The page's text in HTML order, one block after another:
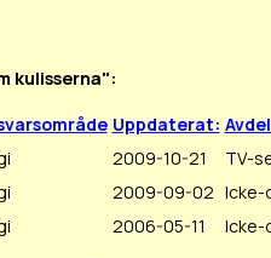
kulisserna":
Uppdaterat:
2009-10-21
TV-
2009-09-02 Icke-
2006-05-11 Icke-